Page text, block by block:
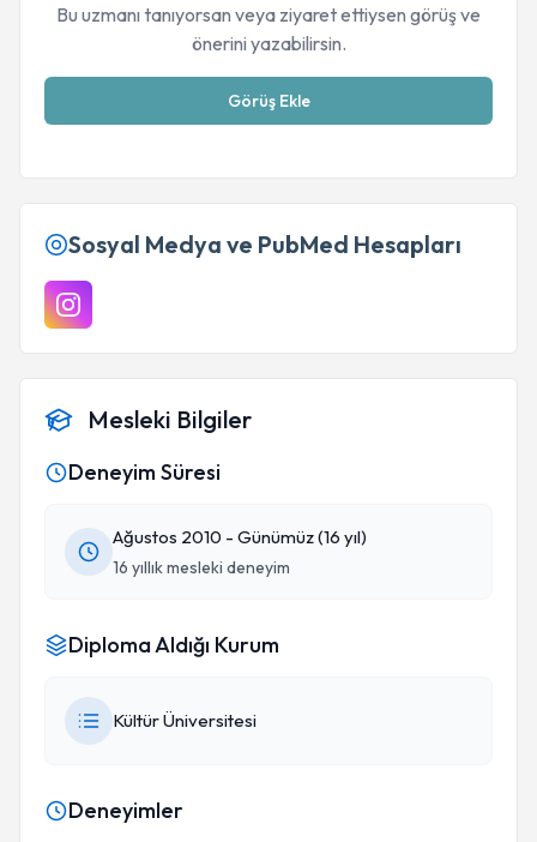
Bu uzmanı tanıyorsan veya ziyaret ettiysen görüş ve
önerini yazabilirsin.
Görüş Ekle
Sosyal Medya ve PubMed Hesapları
Mesleki Bilgiler
Deneyim Süresi
Ağustos 2010 - Günümüz (16 yıl)
16 yıllık mesleki deneyim
Diploma Aldığı Kurum
Kültür Üniversitesi
Deneyimler